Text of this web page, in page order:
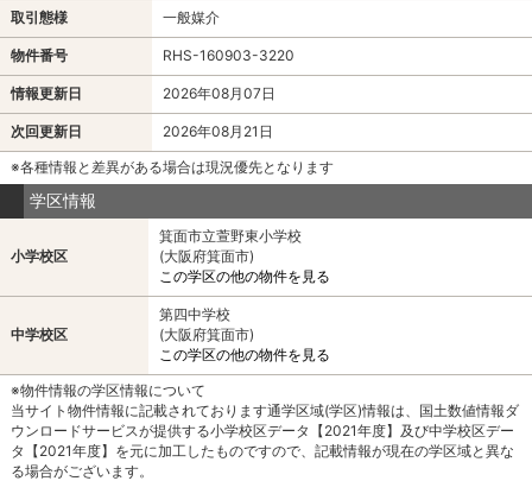
取引態様 一般媒介
物件番号 RHS-160903-3220
情報更新日 2026年08月07日
次回更新日
2026年08月21日
※各種情報と差異がある場合は現況優先となります
学区情報
小学校区
箕面市立萱野東小学校
(大阪府箕面市)
この学区の他の物件を見る
中学校区
第四中学校
(大阪府箕面市)
この学区の他の物件を見る
※物件情報の学区情報について
当サイト物件情報に記載されております通学区域(学区)情報は、国土数値情報ダ
ウンロードサービスが提供する小学校区データ【2021年度】及び中学校区デー
タ【2021年度】を元に加工したものですので、記載情報が現在の学区域と異な
る場合がございます。